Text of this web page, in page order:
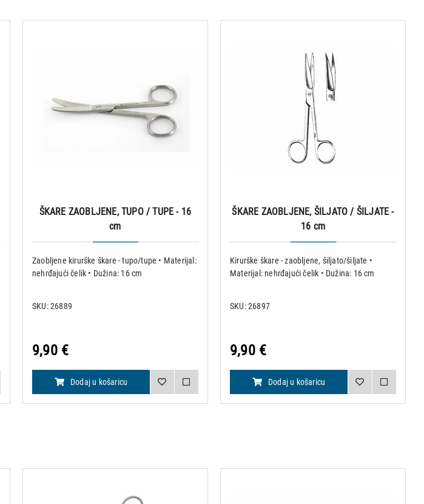
ŠKARE ZAOBLJENE, TUPO / TUPE - 16
cm
Zaobljene kirurške škare - tupo/tupe • Materijal:
nehrđajući čelik • Dužina: 16 cm
SKU: 26889
9,90 €
Dodaj u košaricu
ŠKARE ZAOBLJENE, ŠILJATO / ŠILJATE -
16 cm
Kirurške škare - zaobljene, šiljato/šiljate •
Materijal: nehrđajući čelik • Dužina: 16 cm
SKU: 26897
9,90 €
Dodaj u košaricu